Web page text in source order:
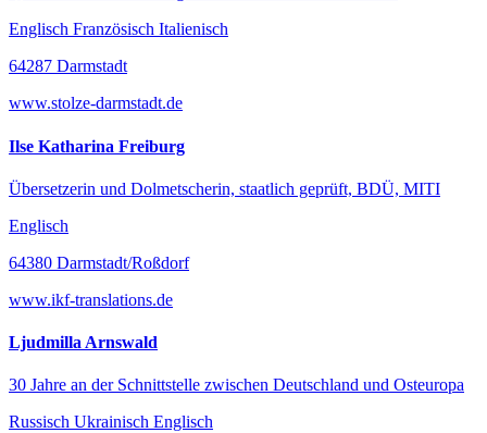
Englisch Französisch Italienisch
64287 Darmstadt
www.stolze-darmstadt.de
Ilse Katharina Freiburg
Übersetzerin und Dolmetscherin, staatlich geprüft, BDÜ, MITI
Englisch
64380 Darmstadt/Roßdorf
www.ikf-translations.de
Ljudmilla Arnswald
30 Jahre an der Schnittstelle zwischen Deutschland und Osteuropa
Russisch Ukrainisch Englisch